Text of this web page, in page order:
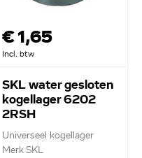
€ 1,65
Incl. btw
SKL water gesloten
kogellager 6202
2RSH
Universeel kogellager
Merk SKL